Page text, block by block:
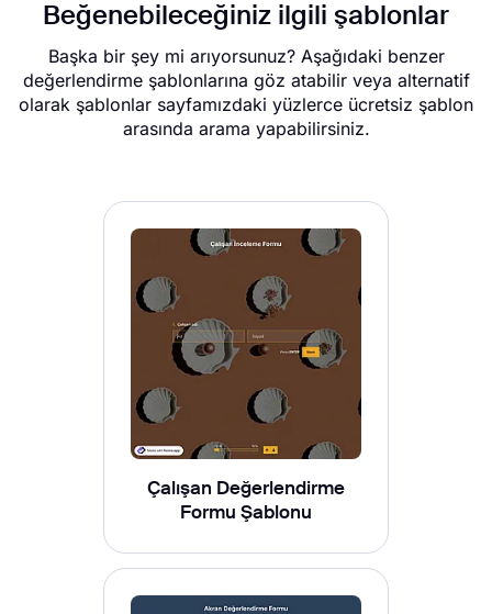
Beğenebileceğiniz ilgili şablonlar
Başka bir şey mi arıyorsunuz? Aşağıdaki benzer
değerlendirme şablonlarına göz atabilir veya alternatif
olarak şablonlar sayfamızdaki yüzlerce ücretsiz şablon
arasında arama yapabilirsiniz.
Çalışan Değerlendirme
Formu Şablonu